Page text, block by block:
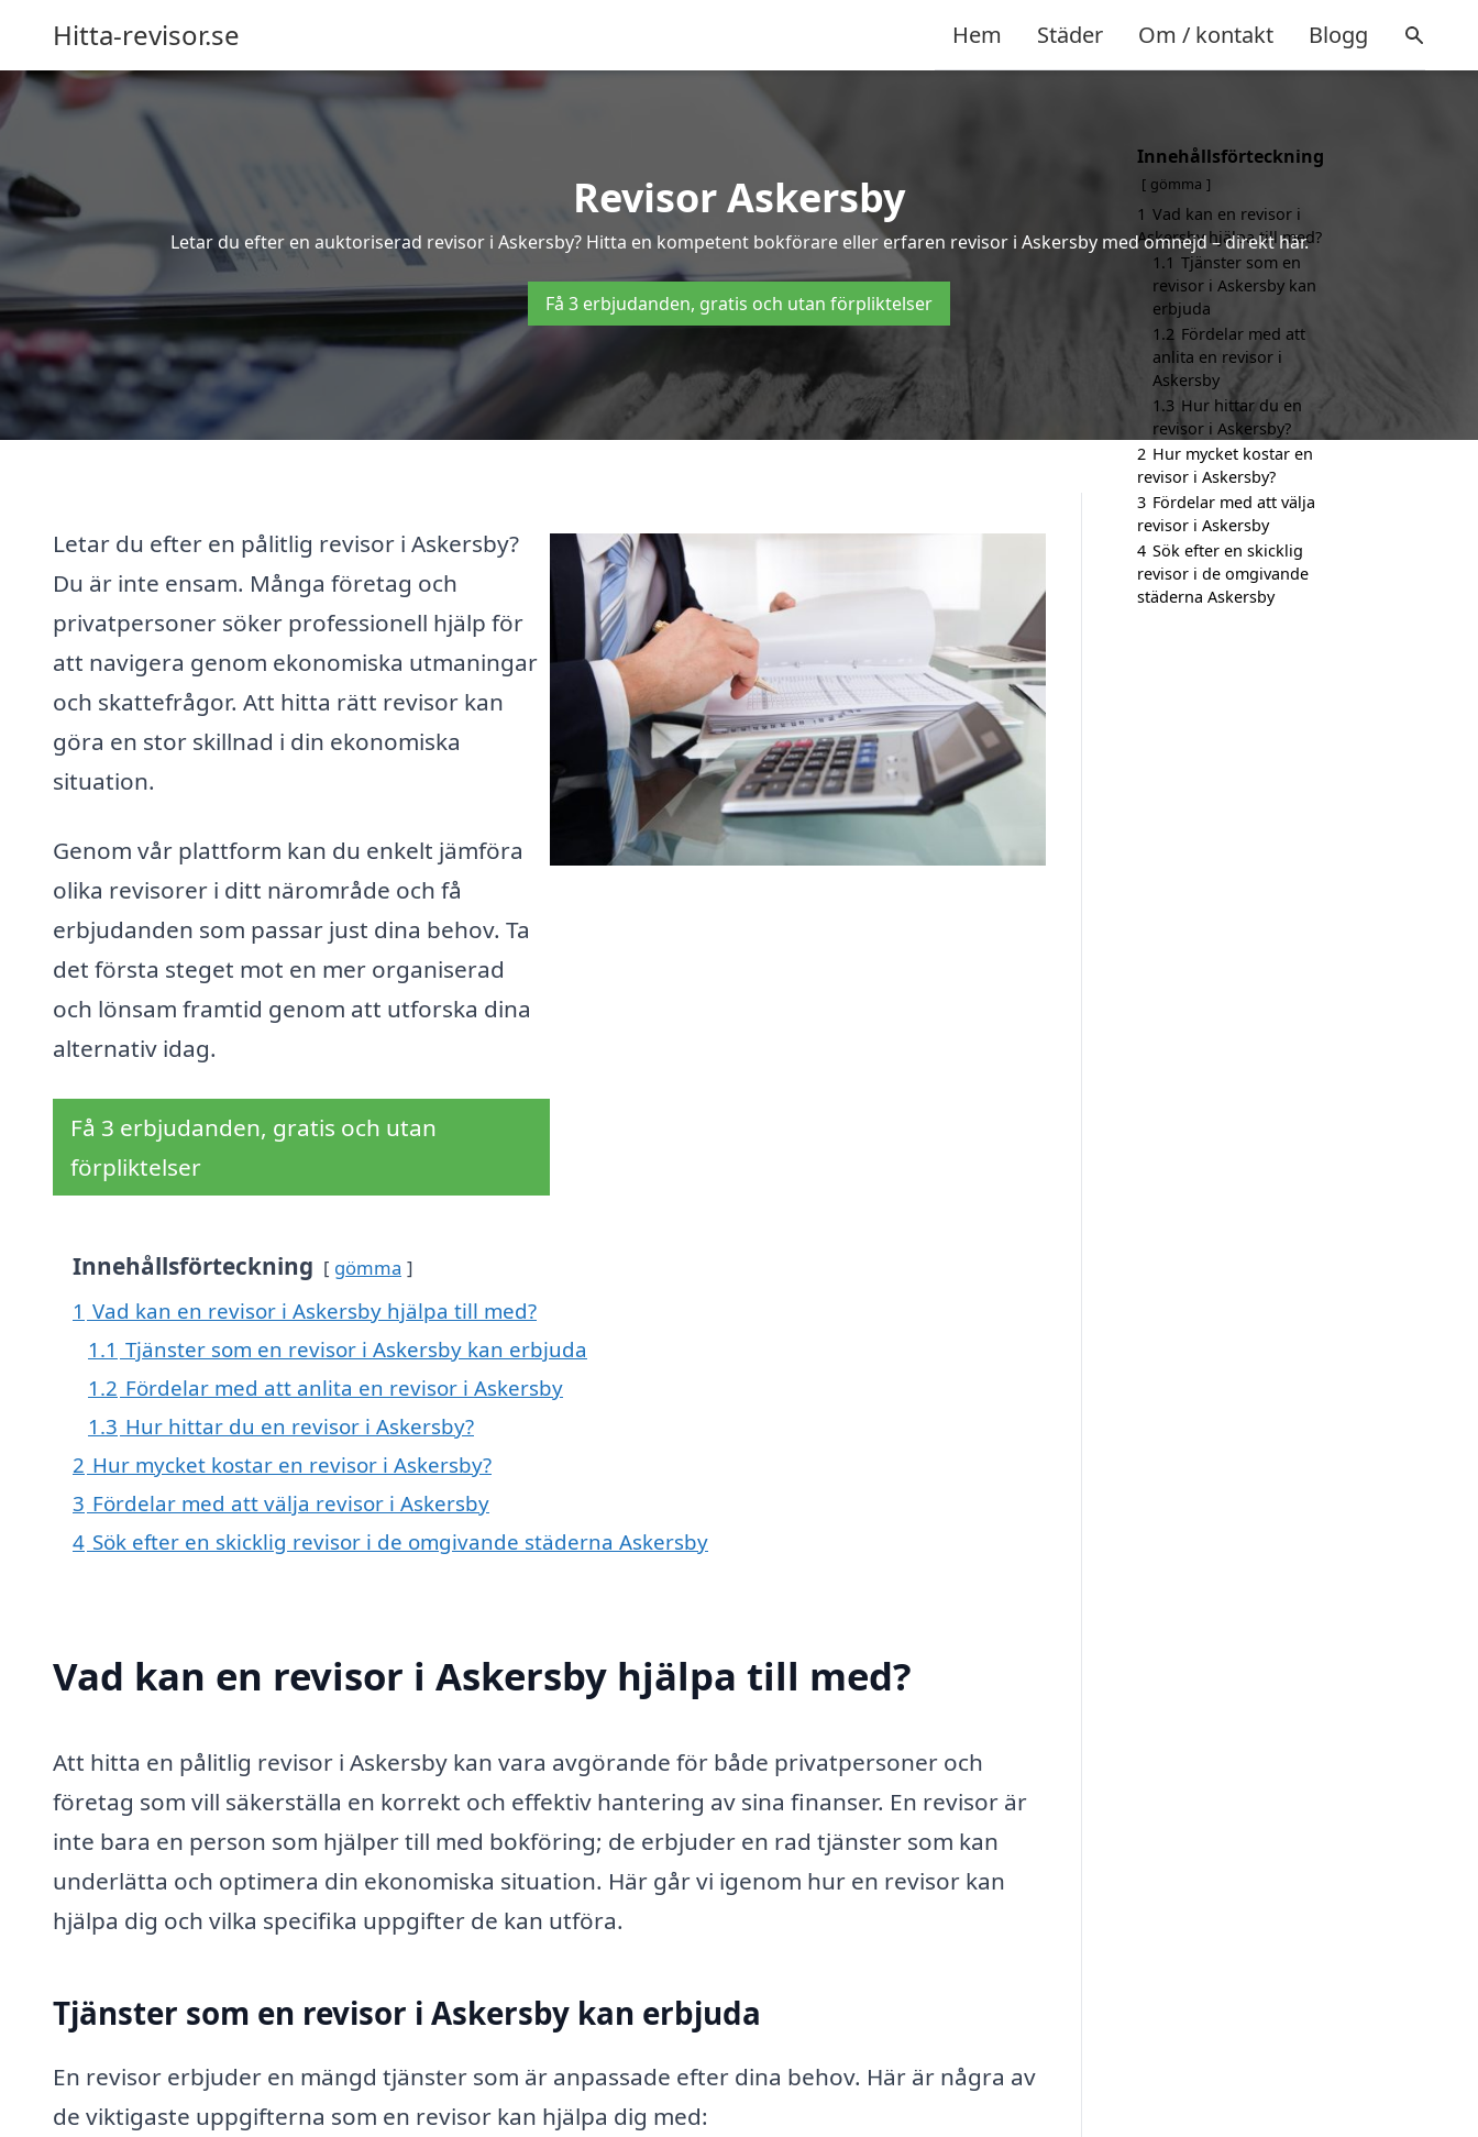
Hitta-revisor.se Hem Städer Om / kontakt Blogg
Revisor Askersby
Letar du efter en auktoriserad revisor i Askersby? Hitta en kompetent bokförare eller erfaren revisor i Askersby med omnejd – direkt här.
Få 3 erbjudanden, gratis och utan förpliktelser
Letar du efter en pålitlig revisor i Askersby?
Du är inte ensam. Många företag och
privatpersoner söker professionell hjälp för
att navigera genom ekonomiska utmaningar
och skattefrågor. Att hitta rätt revisor kan
göra en stor skillnad i din ekonomiska
situation.
Genom vår plattform kan du enkelt jämföra
olika revisorer i ditt närområde och få
erbjudanden som passar just dina behov. Ta
det första steget mot en mer organiserad
och lönsam framtid genom att utforska dina
alternativ idag.
Få 3 erbjudanden, gratis och utan
förpliktelser
Innehållsförteckning gömma
1 Vad kan en revisor i Askersby hjälpa till med?
1.1 Tjänster som en revisor i Askersby kan erbjuda
1.2 Fördelar med att anlita en revisor i Askersby
1.3 Hur hittar du en revisor i Askersby?
2 Hur mycket kostar en revisor i Askersby?
3 Fördelar med att välja revisor i Askersby
4 Sök efter en skicklig revisor i de omgivande städerna Askersby
Vad kan en revisor i Askersby hjälpa till med?
Att hitta en pålitlig revisor i Askersby kan vara avgörande för både privatpersoner och
företag som vill säkerställa en korrekt och effektiv hantering av sina finanser. En revisor är
inte bara en person som hjälper till med bokföring; de erbjuder en rad tjänster som kan
underlätta och optimera din ekonomiska situation. Här går vi igenom hur en revisor kan
hjälpa dig och vilka specifika uppgifter de kan utföra.
Tjänster som en revisor i Askersby kan erbjuda
En revisor erbjuder en mängd tjänster som är anpassade efter dina behov. Här är några av
de viktigaste uppgifterna som en revisor kan hjälpa dig med:
Innehållsförteckning
gömma
1 Vad kan en revisor i
Askersby hjälpa till med?
1.1 Tjänster som en
revisor i Askersby kan
erbjuda
1.2 Fördelar med att
anlita en revisor i
Askersby
1.3 Hur hittar du en
revisor i Askersby?
2 Hur mycket kostar en
revisor i Askersby?
3 Fördelar med att välja
revisor i Askersby
4 Sök efter en skicklig
revisor i de omgivande
städerna Askersby